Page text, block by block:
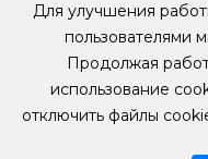
Для улучшения
пользователями
Продолжая
использование
отключить файлы
Б/У, уцененные гитары
Б/У, уцененные гитары
Б/У, уцененные гитары
Sigma Guitars
Enya Guitars
Fender
Gibson
Контакты
Мы в Telegram
Мы в ВК
Мы в YouTube